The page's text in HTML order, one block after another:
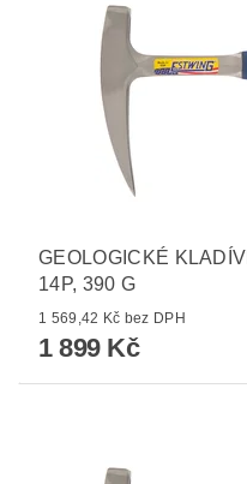
GEOLOGICKÉ
14P, 390 G
1 569,42 Kč bez DPH
1 899 Kč